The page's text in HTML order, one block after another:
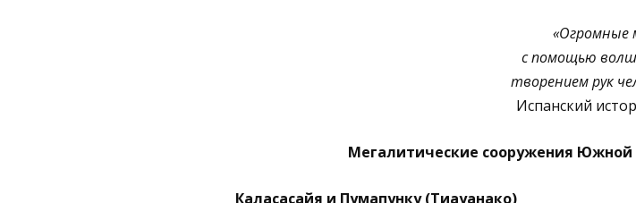
с помощью
творением рук
Испанский
Мегалитические сооружения
Каласасайя и Пумапунку (Тиауанако)